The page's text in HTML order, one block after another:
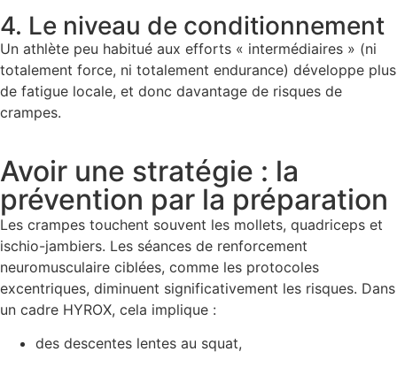
4. Le niveau de conditionnement
Un athlète peu habitué aux efforts « intermédiaires » (ni
totalement force, ni totalement endurance) développe plus
de fatigue locale, et donc davantage de risques de
crampes.
Avoir une stratégie : la
prévention par la préparation
Les crampes touchent souvent les mollets, quadriceps et
ischio-jambiers. Les séances de renforcement
neuromusculaire ciblées, comme les protocoles
excentriques, diminuent significativement les risques. Dans
un cadre HYROX, cela implique :
des descentes lentes au squat,